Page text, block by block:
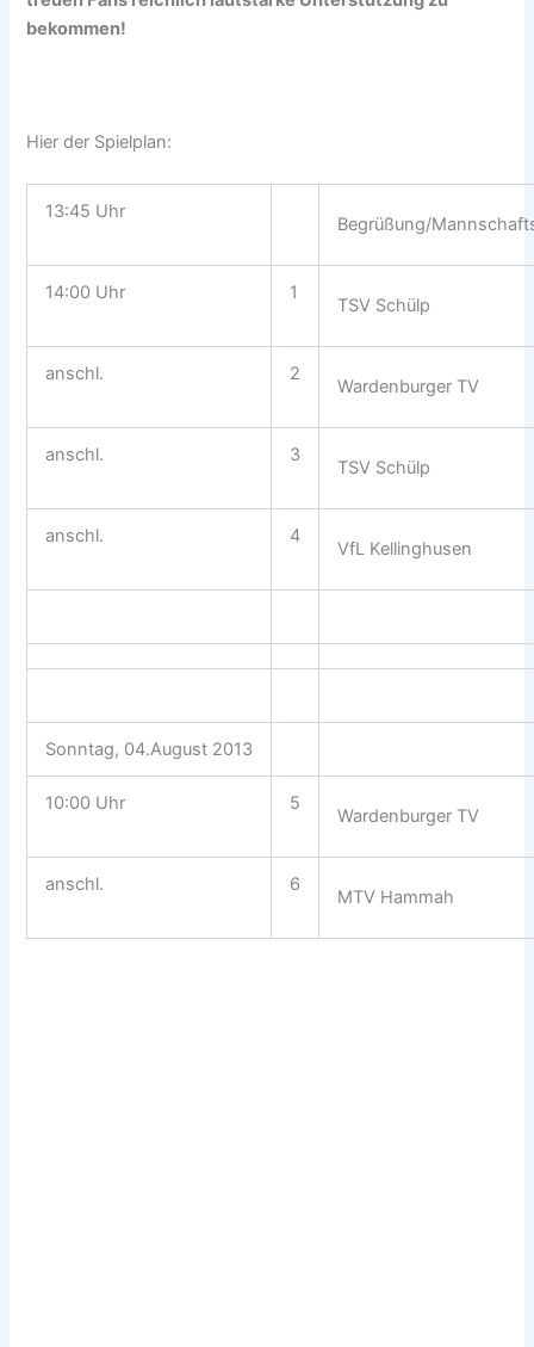
bekommen!
Hier der Spielplan:
13:45 Uhr
Begrüßung/
14:00 Uhr 1
TSV Schülp
anschl. 2
Wardenburger TV
anschl. 3
TSV Schülp
anschl. 4
VfL Kellinghusen
Sonntag, 04.August 2013
10:00 Uhr 5
Wardenburger TV
anschl. 6
MTV Hammah